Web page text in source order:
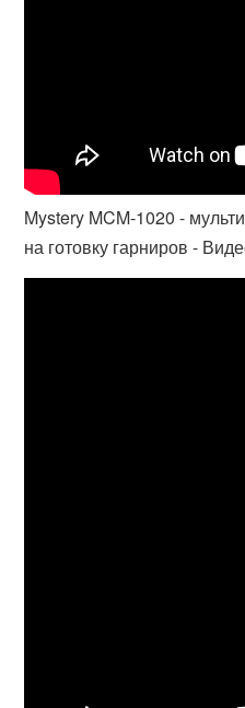
Mystery MCM-1020 -
на готовку гарниров -